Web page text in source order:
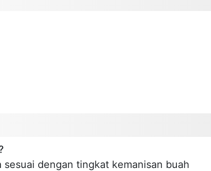
dengan tingkat kemanisan buah